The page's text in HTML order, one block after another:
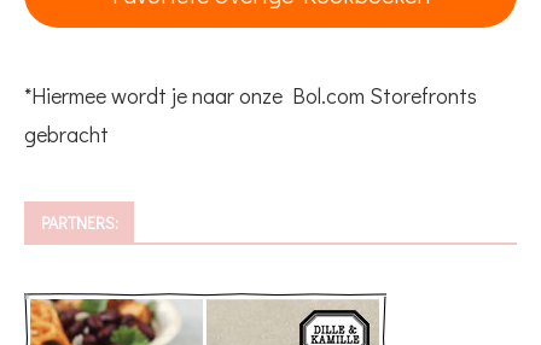
*Hiermee wordt je naar onze Bol.com Storefronts
gebracht
PARTNERS: